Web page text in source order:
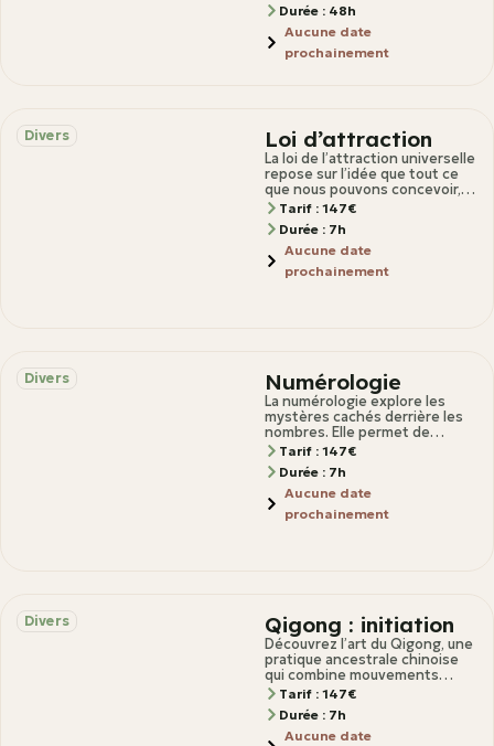
Durée : 48h
Aucune date
prochainement
Divers Loi d’attraction
La loi de l’attraction universelle
repose sur l’idée que tout ce
que nous pouvons concevoir,
visualiser et penser peut
devenir
Tarif : 147€
Durée : 7h
Aucune date
prochainement
Divers Numérologie
La numérologie explore les
mystères cachés derrière les
nombres. Elle permet de
dévoiler les secrets de votre
personnalité, de révèler
Tarif : 147€
Durée : 7h
Aucune date
prochainement
Divers Qigong : initiation
Découvrez l’art du Qigong, une
pratique ancestrale chinoise
qui combine mouvements
doux, respiration consciente
et méditation pour cultiver
l’énergie vitale
Tarif : 147€
Durée : 7h
Aucune date